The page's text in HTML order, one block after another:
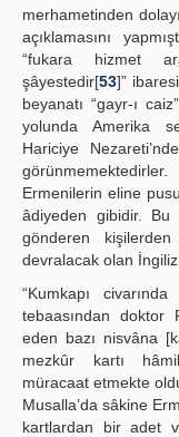
merhametinden
açıklamasını
“fukara hizmet
şâyestedir[53]”
beyanatı “gayr-ı
yolunda Amerika
Hariciye
Ermenilerin eline
âdiyeden gibidir.
gönderen
devralacak olan
“Kumkapı
tebaasından doktor
eden bazı nisvâna
mezkûr kartı
müracaat etmekte
Musalla’da sâkine
kartlardan bir adet